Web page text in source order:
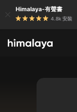
Himalaya-有聲書
4.8k 安裝